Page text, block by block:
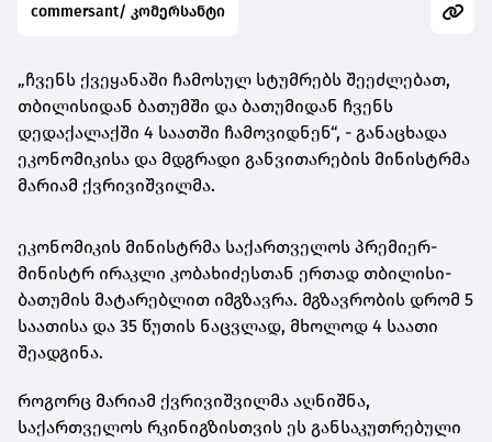
commersant/ კომერსანტი
„ჩვენს ქვეყანაში ჩამოსულ სტუმრებს შეეძლებათ,
თბილისიდან ბათუმში და ბათუმიდან ჩვენს
დედაქალაქში 4 საათში ჩამოვიდნენ“, - განაცხადა
ეკონომიკისა და მდგრადი განვითარების მინისტრმა
მარიამ ქვრივიშვილმა.
ეკონომიკის მინისტრმა საქართველოს პრემიერ-
მინისტრ ირაკლი კობახიძესთან ერთად თბილისი-
ბათუმის მატარებლით იმგზავრა. მგზავრობის დრომ 5
საათისა და 35 წუთის ნაცვლად, მხოლოდ 4 საათი
შეადგინა.
როგორც მარიამ ქვრივიშვილმა აღნიშნა,
საქართველოს რკინიგზისთვის ეს განსაკუთრებული